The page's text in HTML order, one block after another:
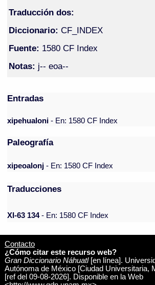
Traducción dos:
Diccionario: CF_INDEX
Fuente: 1580 CF Index
Notas: j-- eoa--
Entradas
xipehualoni- En: 1580 CF Index
Paleografía
xipeoalonj - En: 1580 CF Index
Traducciones
XI-63 134- En: 1580 CF Index
Contacto
¿Cómo citar este recurso web?
Gran Diccionario Náhuatl[en línea].
Autónoma de México [Ciudad Universitaria,
[ref del 09-08-2026]. Disponible en la Web